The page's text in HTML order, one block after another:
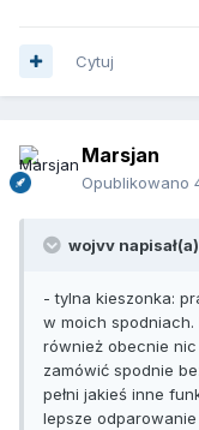
Cytuj
Marsjan
Opublikowano
wojvv
- tylna kieszonka:
w moich
również obecnie nic
zamówić spodnie
pełni jakieś inne
lepsze